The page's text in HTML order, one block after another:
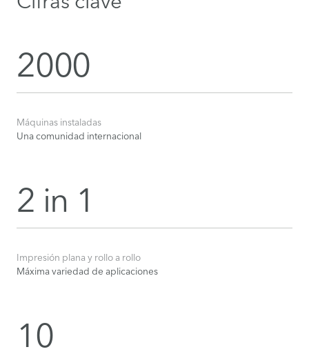
2000
Máquinas instaladas
Una comunidad internacional
2 in 1
Impresión plana y rollo a rollo
Máxima variedad de aplicaciones
10